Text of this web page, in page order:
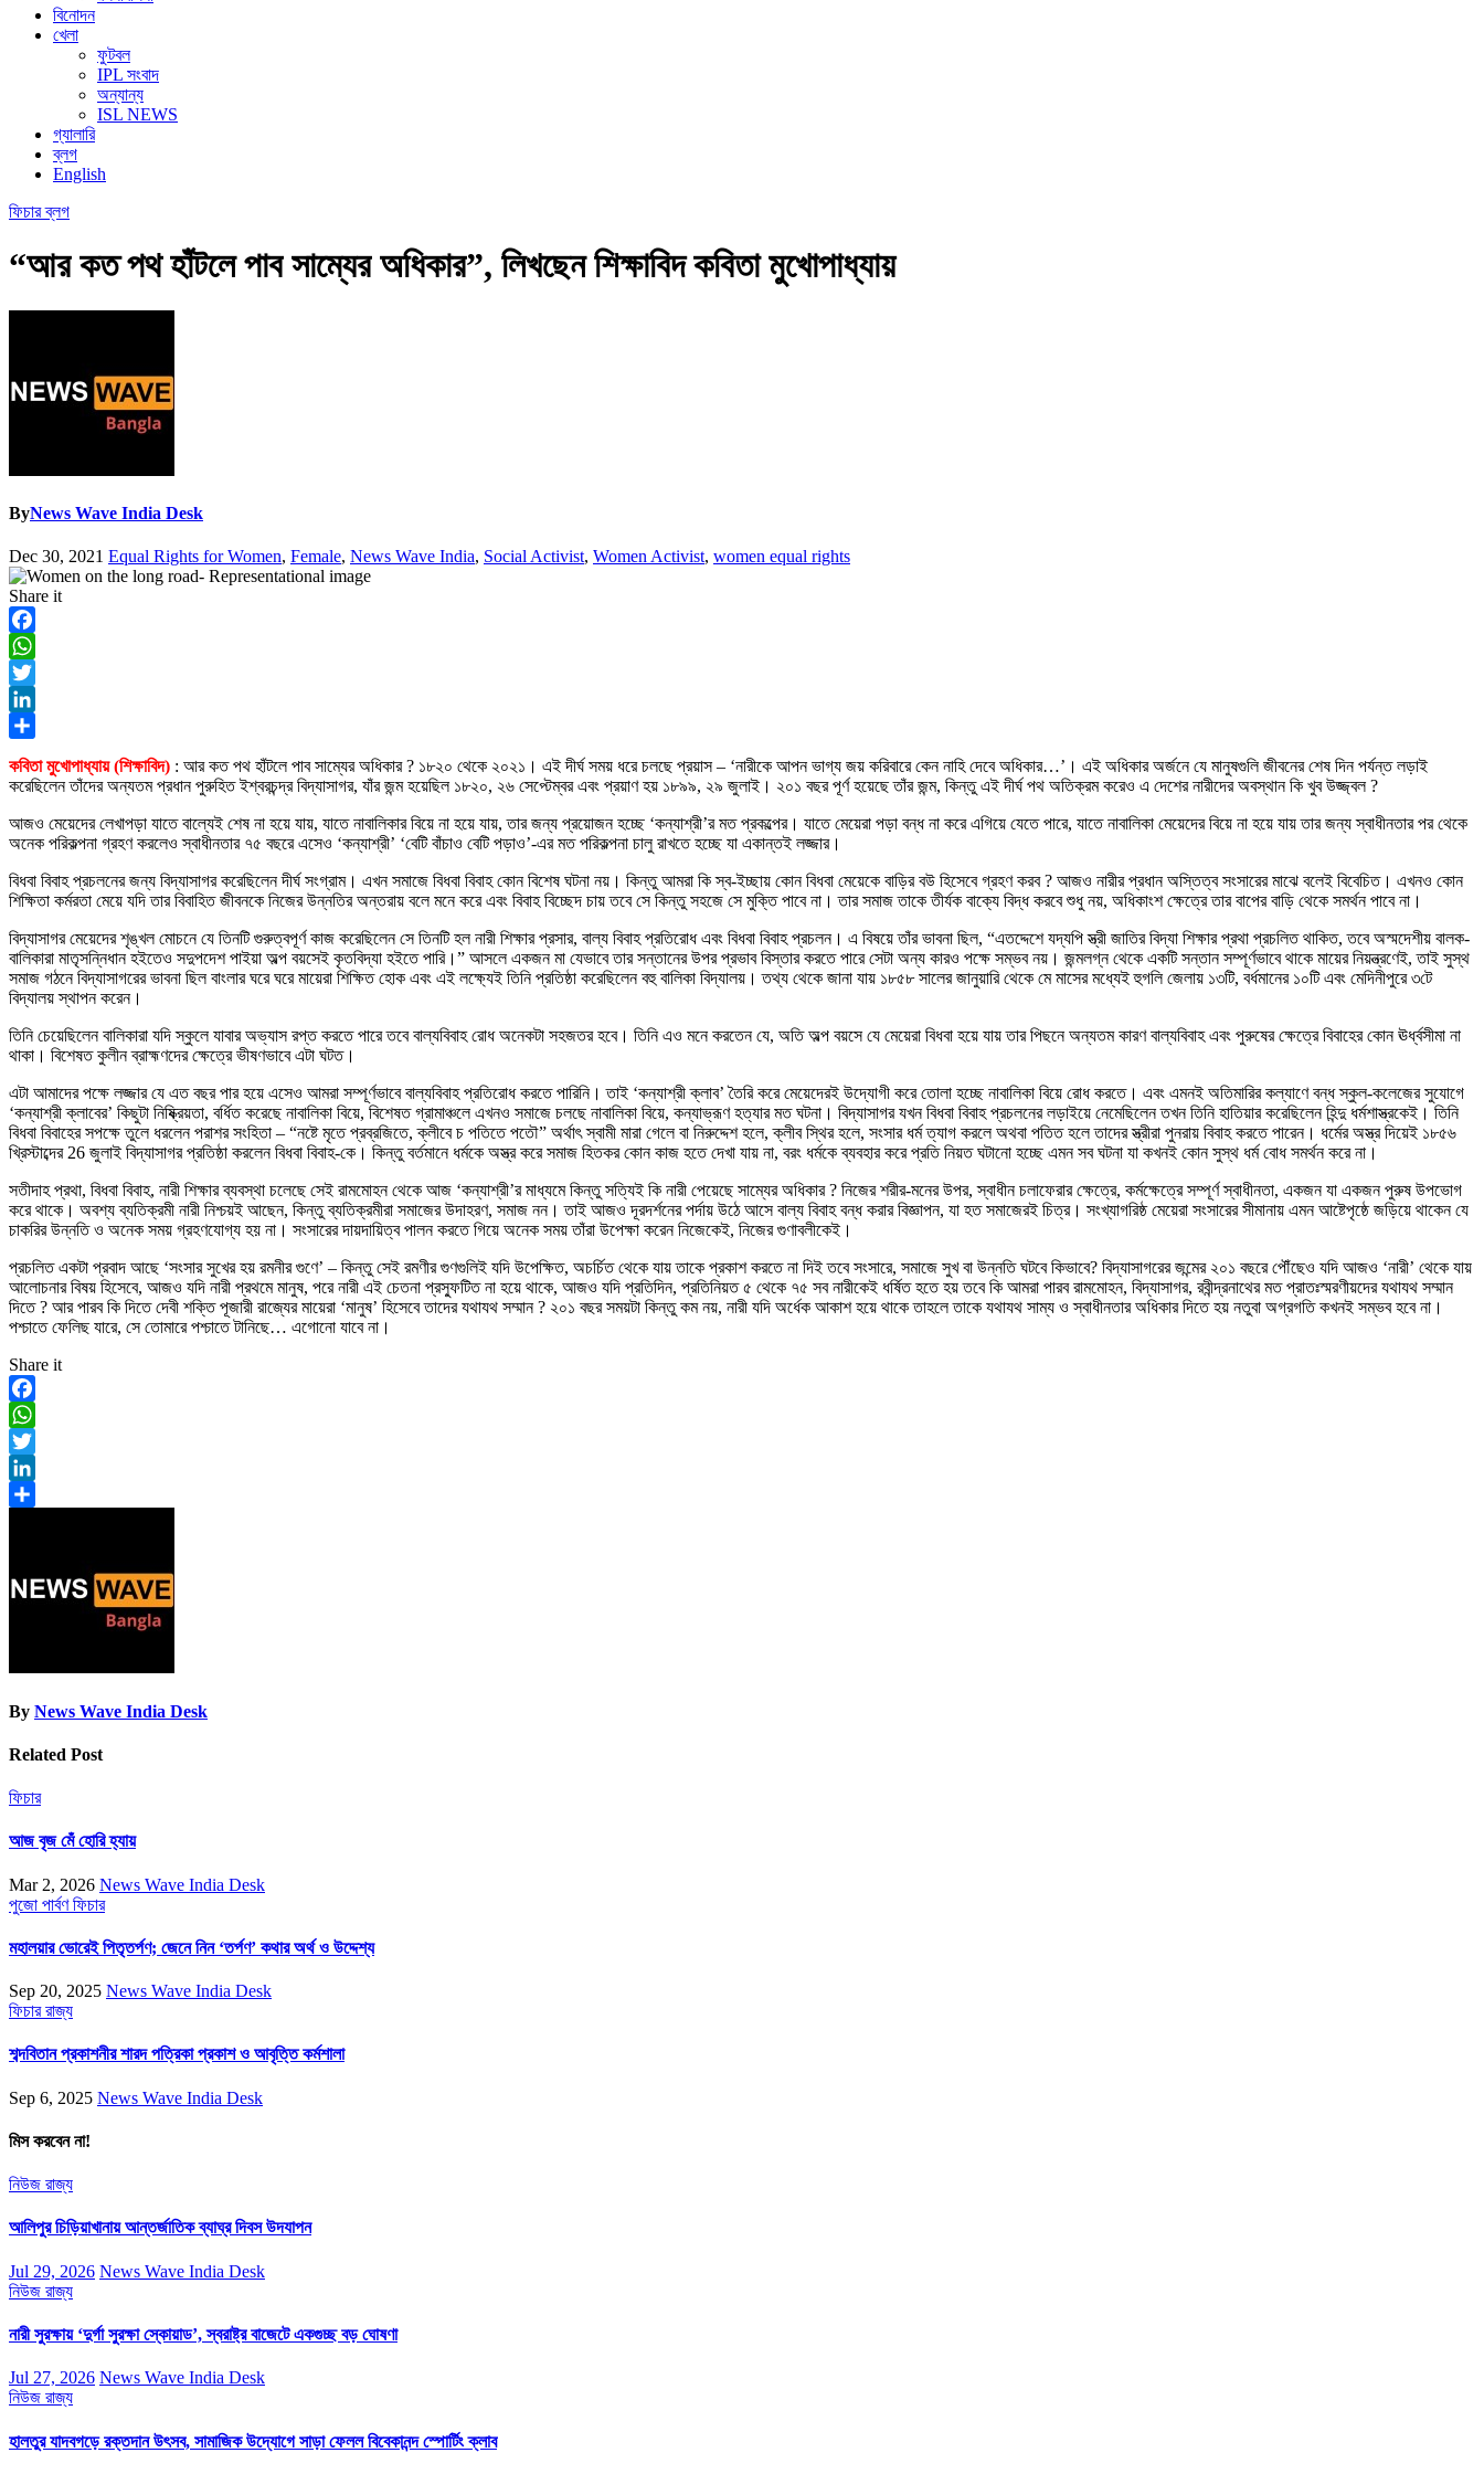
বিনোদন
খেলা
ফুটবল
IPL সংবাদ
অন্যান্য
ISL NEWS
গ্যালারি
ব্লগ
English
ফিচারব্লগ
“আর কত পথ হাঁটলে পাব সাম্যের অধিকার”, লিখছেন শিক্ষাবিদ কবিতা মুখোপাধ্যায়
ByNews Wave India Desk
Dec 30, 2021 Equal Rights for Women, Female, News Wave India, Social Activist, Women Activist, women equal rights
Share it
Facebook
WhatsApp
Twitter
LinkedIn
কবিতা মুখোপাধ্যায় (শিক্ষাবিদ) : আর কত পথ হাঁটলে পাব সাম্যের অধিকার ? ১৮২০ থেকে ২০২১। এই দীর্ঘ সময় ধরে চলছে প্রয়াস – ‘নারীকে আপন ভাগ্য জয় করিবারে কেন নাহি দেবে অধিকার…’। এই অধিকার অর্জনে যে মানুষগুলি জীবনের শেষ দিন পর্যন্ত লড়াই
করেছিলেন তাঁদের অন্যতম প্রধান পুরুহিত ইশ্বরচন্দ্র বিদ্যাসাগর, যাঁর জন্ম হয়েছিল ১৮২০, ২৬ সেপ্টেম্বর এবং প্রয়াণ হয় ১৮৯৯, ২৯ জুলাই। ২০১ বছর পূর্ণ হয়েছে তাঁর জন্ম, কিন্তু এই দীর্ঘ পথ অতিক্রম করেও এ দেশের নারীদের অবস্থান কি খুব উজ্জ্বল ?
আজও মেয়েদের লেখাপড়া যাতে বাল্যেই শেষ না হয়ে যায়, যাতে নাবালিকার বিয়ে না হয়ে যায়, তার জন্য প্রয়োজন হচ্ছে ‘কন্যাশ্রী’র মত প্রকল্পের। যাতে মেয়েরা পড়া বন্ধ না করে এগিয়ে যেতে পারে, যাতে নাবালিকা মেয়েদের বিয়ে না হয়ে যায় তার জন্য স্বাধীনতার পর থেকে
অনেক পরিকল্পনা গ্রহণ করলেও স্বাধীনতার ৭৫ বছরে এসেও ‘কন্যাশ্রী’ ‘বেটি বাঁচাও বেটি পড়াও’-এর মত পরিকল্পনা চালু রাখতে হচ্ছে যা একান্তই লজ্জার।
বিধবা বিবাহ প্রচলনের জন্য বিদ্যাসাগর করেছিলেন দীর্ঘ সংগ্রাম। এখন সমাজে বিধবা বিবাহ কোন বিশেষ ঘটনা নয়। কিন্তু আমরা কি স্ব-ইচ্ছায় কোন বিধবা মেয়েকে বাড়ির বউ হিসেবে গ্রহণ করব ? আজও নারীর প্রধান অস্তিত্ব সংসারের মাঝে বলেই বিবেচিত। এখনও কোন
শিক্ষিতা কর্মরতা মেয়ে যদি তার বিবাহিত জীবনকে নিজের উন্নতির অন্তরায় বলে মনে করে এবং বিবাহ বিচ্ছেদ চায় তবে সে কিন্তু সহজে সে মুক্তি পাবে না। তার সমাজ তাকে তীর্যক বাক্যে বিদ্ধ করবে শুধু নয়, অধিকাংশ ক্ষেত্রে তার বাপের বাড়ি থেকে সমর্থন পাবে না।
বিদ্যাসাগর মেয়েদের শৃঙ্খল মোচনে যে তিনটি গুরুত্বপূর্ণ কাজ করেছিলেন সে তিনটি হল নারী শিক্ষার প্রসার, বাল্য বিবাহ প্রতিরোধ এবং বিধবা বিবাহ প্রচলন। এ বিষয়ে তাঁর ভাবনা ছিল, “এতদ্দেশে যদ্যপি স্ত্রী জাতির বিদ্যা শিক্ষার প্রথা প্রচলিত থাকিত, তবে অস্মদেশীয় বালক-
বালিকারা মাতৃসন্নিধান হইতেও সদুপদেশ পাইয়া অল্প বয়সেই কৃতবিদ্যা হইতে পারি।” আসলে একজন মা যেভাবে তার সন্তানের উপর প্রভাব বিস্তার করতে পারে সেটা অন্য কারও পক্ষে সম্ভব নয়। জন্মলগ্ন থেকে একটি সন্তান সম্পূর্ণভাবে থাকে মায়ের নিয়ন্ত্রণেই, তাই সুস্থ
সমাজ গঠনে বিদ্যাসাগরের ভাবনা ছিল বাংলার ঘরে ঘরে মায়েরা শিক্ষিত হোক এবং এই লক্ষ্যেই তিনি প্রতিষ্ঠা করেছিলেন বহু বালিকা বিদ্যালয়। তথ্য থেকে জানা যায় ১৮৫৮ সালের জানুয়ারি থেকে মে মাসের মধ্যেই হুগলি জেলায় ১৩টি, বর্ধমানের ১০টি এবং মেদিনীপুরে ৩টে
বিদ্যালয় স্থাপন করেন।
তিনি চেয়েছিলেন বালিকারা যদি স্কুলে যাবার অভ্যাস রপ্ত করতে পারে তবে বাল্যবিবাহ রোধ অনেকটা সহজতর হবে। তিনি এও মনে করতেন যে, অতি অল্প বয়সে যে মেয়েরা বিধবা হয়ে যায় তার পিছনে অন্যতম কারণ বাল্যবিবাহ এবং পুরুষের ক্ষেত্রে বিবাহের কোন ঊর্ধ্বসীমা না
থাকা। বিশেষত কুলীন ব্রাহ্মণদের ক্ষেত্রে ভীষণভাবে এটা ঘটত।
এটা আমাদের পক্ষে লজ্জার যে এত বছর পার হয়ে এসেও আমরা সম্পূর্ণভাবে বাল্যবিবাহ প্রতিরোধ করতে পারিনি। তাই ‘কন্যাশ্রী ক্লাব’ তৈরি করে মেয়েদেরই উদ্যোগী করে তোলা হচ্ছে নাবালিকা বিয়ে রোধ করতে। এবং এমনই অতিমারির কল্যাণে বন্ধ স্কুল-কলেজের সুযোগে
‘কন্যাশ্রী ক্লাবের’ কিছুটা নিষ্ক্রিয়তা, বর্ধিত করেছে নাবালিকা বিয়ে, বিশেষত গ্রামাঞ্চলে এখনও সমাজে চলছে নাবালিকা বিয়ে, কন্যাভ্রূণ হত্যার মত ঘটনা। বিদ্যাসাগর যখন বিধবা বিবাহ প্রচলনের লড়াইয়ে নেমেছিলেন তখন তিনি হাতিয়ার করেছিলেন হিন্দু ধর্মশাস্ত্রকেই। তিনি
বিধবা বিবাহের সপক্ষে তুলে ধরলেন পরাশর সংহিতা – “নষ্টে মৃতে প্রব্রজিতে, ক্লীবে চ পতিতে পতৌ” অর্থাৎ স্বামী মারা গেলে বা নিরুদ্দেশ হলে, ক্লীব স্থির হলে, সংসার ধর্ম ত্যাগ করলে অথবা পতিত হলে তাদের স্ত্রীরা পুনরায় বিবাহ করতে পারেন। ধর্মের অস্ত্র দিয়েই ১৮৫৬
খ্রিস্টাব্দের 26 জুলাই বিদ্যাসাগর প্রতিষ্ঠা করলেন বিধবা বিবাহ-কে। কিন্তু বর্তমানে ধর্মকে অস্ত্র করে সমাজ হিতকর কোন কাজ হতে দেখা যায় না, বরং ধর্মকে ব্যবহার করে প্রতি নিয়ত ঘটানো হচ্ছে এমন সব ঘটনা যা কখনই কোন সুস্থ ধর্ম বোধ সমর্থন করে না।
সতীদাহ প্রথা, বিধবা বিবাহ, নারী শিক্ষার ব্যবস্থা চলেছে সেই রামমোহন থেকে আজ ‘কন্যাশ্রী’র মাধ্যমে কিন্তু সত্যিই কি নারী পেয়েছে সাম্যের অধিকার ? নিজের শরীর-মনের উপর, স্বাধীন চলাফেরার ক্ষেত্রে, কর্মক্ষেত্রে সম্পূর্ণ স্বাধীনতা, একজন যা একজন পুরুষ উপভোগ
করে থাকে। অবশ্য ব্যতিক্রমী নারী নিশ্চয়ই আছেন, কিন্তু ব্যতিক্রমীরা সমাজের উদাহরণ, সমাজ নন। তাই আজও দূরদর্শনের পর্দায় উঠে আসে বাল্য বিবাহ বন্ধ করার বিজ্ঞাপন, যা হত সমাজেরই চিত্র। সংখ্যাগরিষ্ঠ মেয়েরা সংসারের সীমানায় এমন আষ্টেপৃষ্ঠে জড়িয়ে থাকেন যে
চাকরির উন্নতি ও অনেক সময় গ্রহণযোগ্য হয় না। সংসারের দায়দায়িত্ব পালন করতে গিয়ে অনেক সময় তাঁরা উপেক্ষা করেন নিজেকেই, নিজের গুণাবলীকেই।
প্রচলিত একটা প্রবাদ আছে ‘সংসার সুখের হয় রমনীর গুণে’ – কিন্তু সেই রমণীর গুণগুলিই যদি উপেক্ষিত, অচর্চিত থেকে যায় তাকে প্রকাশ করতে না দিই তবে সংসারে, সমাজে সুখ বা উন্নতি ঘটবে কিভাবে? বিদ্যাসাগরের জন্মের ২০১ বছরে পৌঁছেও যদি আজও ‘নারী’ থেকে যায়
আলোচনার বিষয় হিসেবে, আজও যদি নারী প্রথমে মানুষ, পরে নারী এই চেতনা প্রস্ফুটিত না হয়ে থাকে, আজও যদি প্রতিদিন, প্রতিনিয়ত ৫ থেকে ৭৫ সব নারীকেই ধর্ষিত হতে হয় তবে কি আমরা পারব রামমোহন, বিদ্যাসাগর, রবীন্দ্রনাথের মত প্রাতঃস্মরণীয়দের যথাযথ সম্মান
দিতে ? আর পারব কি দিতে দেবী শক্তি পূজারী রাজ্যের মায়েরা ‘মানুষ’ হিসেবে তাদের যথাযথ সম্মান ? ২০১ বছর সময়টা কিন্তু কম নয়, নারী যদি অর্ধেক আকাশ হয়ে থাকে তাহলে তাকে যথাযথ সাম্য ও স্বাধীনতার অধিকার দিতে হয় নতুবা অগ্রগতি কখনই সম্ভব হবে না।
পশ্চাতে ফেলিছ যারে, সে তোমারে পশ্চাতে টানিছে… এগোনো যাবে না।
Share it
Facebook
WhatsApp
Twitter
LinkedIn
By News Wave India Desk
Related Post
ফিচার
আজ বৃজ মেঁ হোরি হ্যায়
Mar 2, 2026 News Wave India Desk
পুজো পার্বণফিচার
মহালয়ার ভোরেই পিতৃতর্পণ; জেনে নিন ‘তর্পণ’ কথার অর্থ ও উদ্দেশ্য
Sep 20, 2025 News Wave India Desk
ফিচাররাজ্য
শব্দবিতান প্রকাশনীর শারদ পত্রিকা প্রকাশ ও আবৃত্তি কর্মশালা
Sep 6, 2025 News Wave India Desk
মিস করবেন না!
নিউজ রাজ্য
আলিপুর চিড়িয়াখানায় আন্তর্জাতিক ব্যাঘ্র দিবস উদযাপন
Jul 29, 2026 News Wave India Desk
নিউজ রাজ্য
নারী সুরক্ষায় ‘দুর্গা সুরক্ষা স্কোয়াড’, স্বরাষ্ট্র বাজেটে একগুচ্ছ বড় ঘোষণা
Jul 27, 2026 News Wave India Desk
নিউজ রাজ্য
হালতুর যাদবগড়ে রক্তদান উৎসব, সামাজিক উদ্যোগে সাড়া ফেলল বিবেকানন্দ স্পোর্টিং ক্লাব